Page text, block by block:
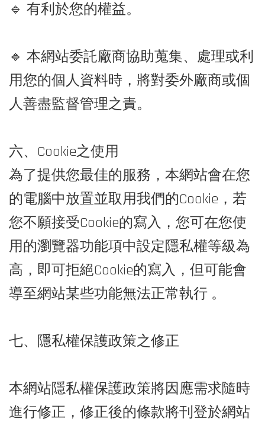
🔹 有利於您的權益。
🔹 本網站委託廠商協助蒐集、處理或利
用您的個人資料時，將對委外廠商或個
人善盡監督管理之責。
六、Cookie之使用
為了提供您最佳的服務，本網站會在您
的電腦中放置並取用我們的Cookie，若
您不願接受Cookie的寫入，您可在您使
用的瀏覽器功能項中設定隱私權等級為
高，即可拒絕Cookie的寫入，但可能會
導至網站某些功能無法正常執行 。
七、隱私權保護政策之修正
本網站隱私權保護政策將因應需求隨時
進行修正，修正後的條款將刊登於網站